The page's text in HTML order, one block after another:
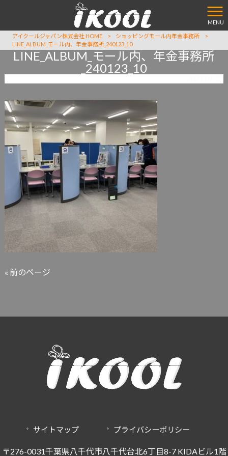
MENU
アイクールジャパン株式会社 HOME > ショッピングモール内年金事務所
>
LINE_ALBUM_モール内、年金事務所_240123_10
LINE_ALBUM_モール内、年金事務所
_240123_10
« 前のページ
サイトマップ プライバシーポリシー
〒276-0031千葉県八千代市八千代台北6丁目8-7 KIDAビル1階